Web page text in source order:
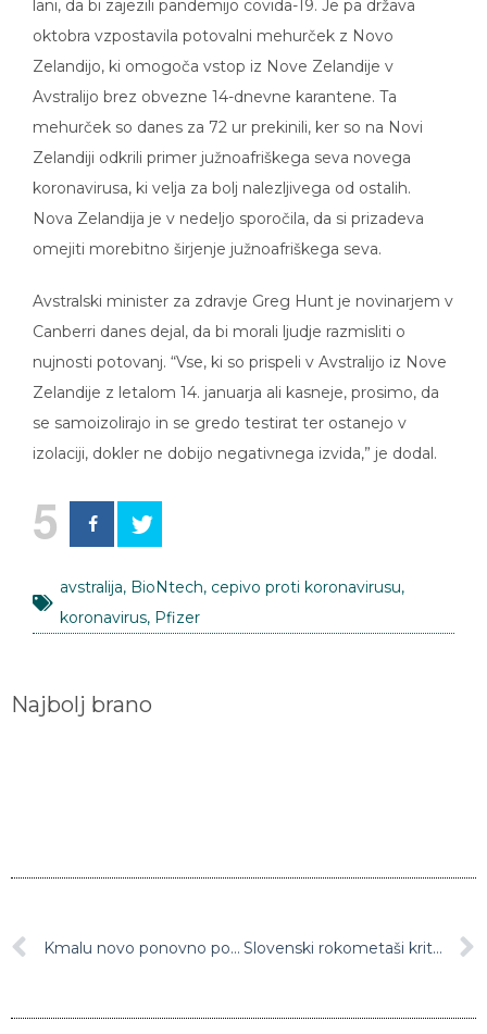
lani, da bi zajezili pandemijo covida-19. Je pa država
oktobra vzpostavila potovalni mehurček z Novo
Zelandijo, ki omogoča vstop iz Nove Zelandije v
Avstralijo brez obvezne 14-dnevne karantene. Ta
mehurček so danes za 72 ur prekinili, ker so na Novi
Zelandiji odkrili primer južnoafriškega seva novega
koronavirusa, ki velja za bolj nalezljivega od ostalih.
Nova Zelandija je v nedeljo sporočila, da si prizadeva
omejiti morebitno širjenje južnoafriškega seva.
Avstralski minister za zdravje Greg Hunt je novinarjem v
Canberri danes dejal, da bi morali ljudje razmisliti o
nujnosti potovanj. “Vse, ki so prispeli v Avstralijo iz Nove
Zelandije z letalom 14. januarja ali kasneje, prosimo, da
se samoizolirajo in se gredo testirat ter ostanejo v
izolaciji, dokler ne dobijo negativnega izvida,” je dodal.
5
avstralija, BioNtech, cepivo proti koronavirusu,
koronavirus, Pfizer
Najbolj brano
Kmalu novo ponovno popolno zaprtje države Slovenski rokometaši kritični do organizacije SP v Egiptu